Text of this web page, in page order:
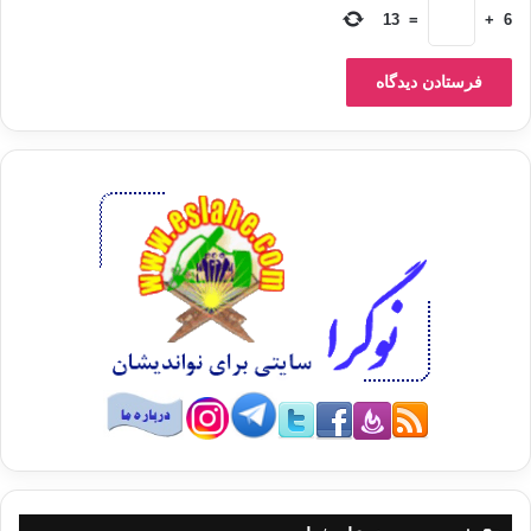
المُصلِحين والاعتراف بفضلهم.
5- البحث عن المشترَك بينه وبين المخالفين
ودعوتهم للعمل من خلاله.
باعتبارها منهجًا عمليًّا وليست ترفًا فكريًّا.
6
+
=
13